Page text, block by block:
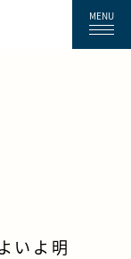
MENU
いよ明